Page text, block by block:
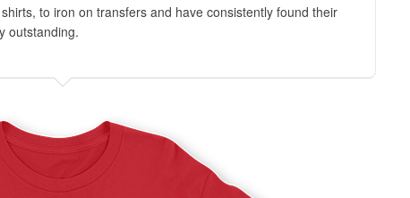
to iron on transfers and have consistently found their
outstanding.